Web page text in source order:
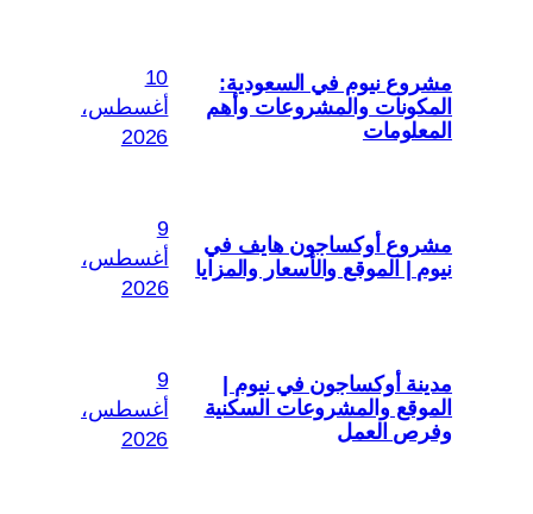
مشروع نيوم في السعودية:
المكونات والمشروعات وأهم
المعلومات
10
أغسطس،
2026
مشروع أوكساجون هايف في
نيوم | الموقع والأسعار والمزايا
9
أغسطس،
2026
مدينة أوكساجون في نيوم |
الموقع والمشروعات السكنية
وفرص العمل
9
أغسطس،
2026